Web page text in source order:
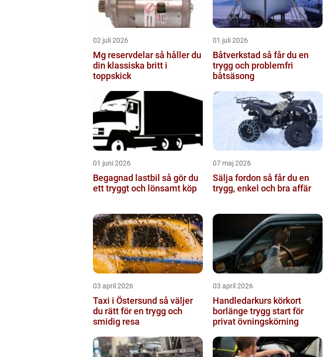
02 juli 2026
Mg reservdelar så håller du
din klassiska britt i
toppskick
01 juli 2026
Båtverkstad så får du en
trygg och problemfri
båtsäsong
01 juni 2026
Begagnad lastbil så gör du
ett tryggt och lönsamt köp
07 maj 2026
Sälja fordon så får du en
trygg, enkel och bra affär
03 april 2026
Taxi i Östersund så väljer
du rätt för en trygg och
smidig resa
03 april 2026
Handledarkurs körkort
borlänge trygg start för
privat övningskörning